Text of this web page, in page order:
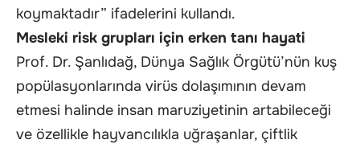
koymaktadır” ifadelerini kullandı.
Mesleki risk grupları için erken tanı hayati
Prof. Dr. Şanlıdağ, Dünya Sağlık Örgütü’nün kuş
popülasyonlarında virüs dolaşımının devam
etmesi halinde insan maruziyetinin artabileceği
ve özellikle hayvancılıkla uğraşanlar, çiftlik